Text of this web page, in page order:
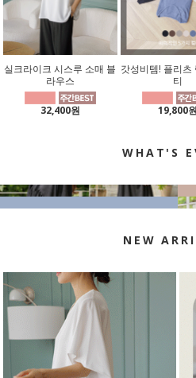
실크라이크 시스루 소매 블
라우스
32,400원
갓성비템! 플리츠
티
19,800원
WHAT'S
NEW